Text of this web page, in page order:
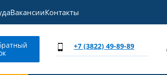
ВакансииКонтакты
+7 (3822) 49-89-89